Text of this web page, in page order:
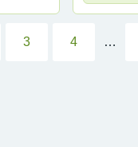
3 4 …